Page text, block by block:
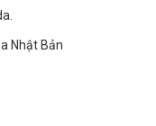
Nhật Bản